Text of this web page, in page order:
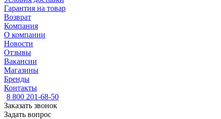
Гарантия на товар
Возврат
Компания
О компании
Новости
Отзывы
Вакансии
Магазины
Бренды
Контакты
8 800 201-68-50
Заказать звонок
Задать вопрос